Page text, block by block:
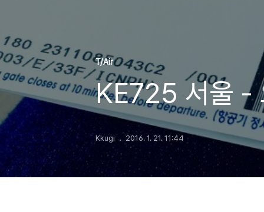
T/Air
KE725 서울 -
Kkugi 2016. 1. 21. 11:44